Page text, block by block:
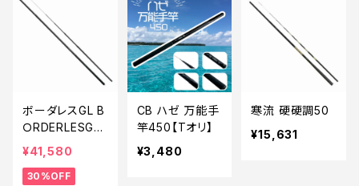
ボーダレスGL B
ＯRDERLESGL
L810T【特価ロ
ッド】【30】
¥41,580
30%OFF
CB ハゼ 万能手
竿450【Tオリ】
¥3,480
寒流 硬硬調50
¥15,631